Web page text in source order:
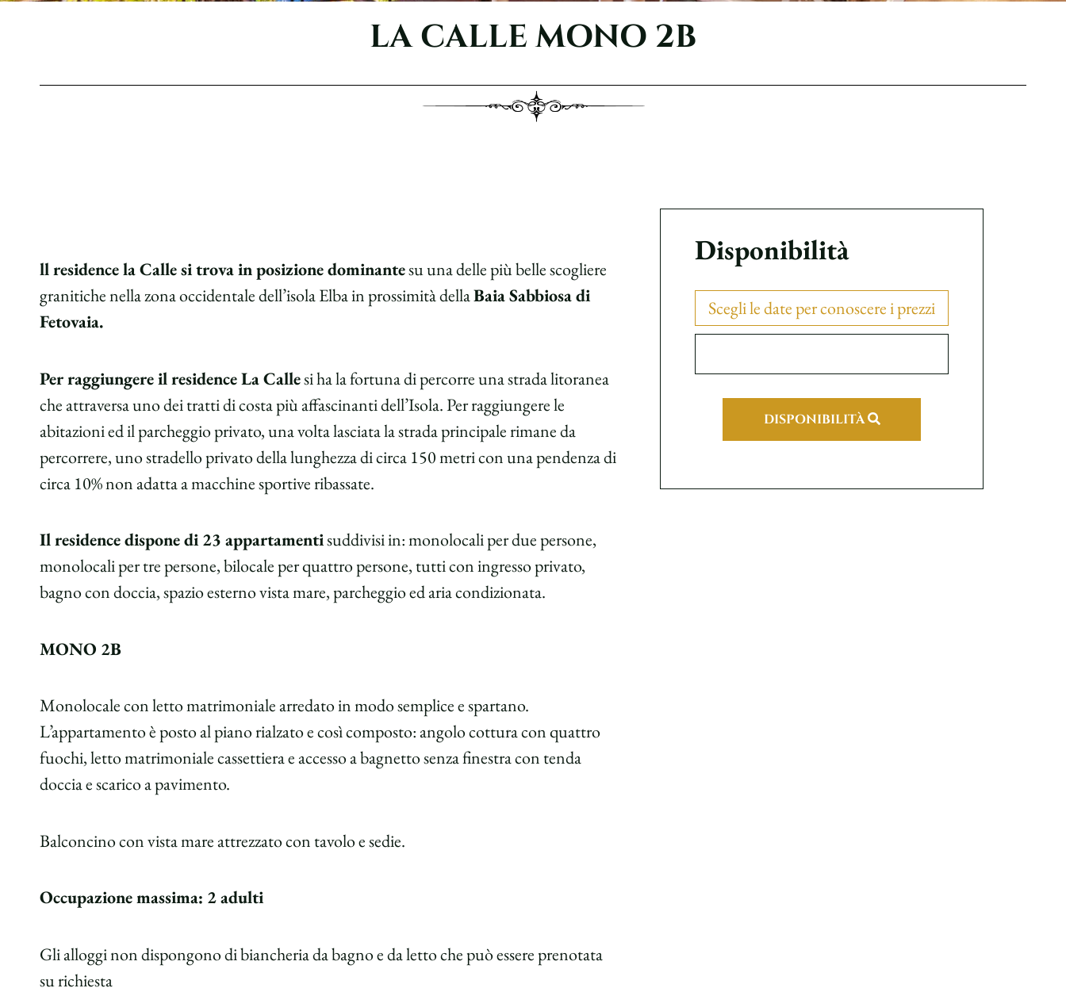
LA CALLE MONO 2B
ll residence la Calle si trova in posizione dominantesu una delle più belle scogliere
granitiche nella zona occidentale dell’isola Elba in prossimità dellaBaia Sabbiosa di
Fetovaia.
Per raggiungere il residence La Callesi ha la fortuna di percorre una strada litoranea
che attraversa uno dei tratti di costa più affascinanti dell’Isola. Per raggiungere le
abitazioni ed il parcheggio privato, una volta lasciata la strada principale rimane da
percorrere, uno stradello privato della lunghezza di circa 150 metri con una pendenza di
circa 10% non adatta a macchine sportive ribassate.
Il residence dispone di 23 appartamentisuddivisi in: monolocali per due persone,
monolocali per tre persone, bilocale per quattro persone, tutti con ingresso privato,
bagno con doccia, spazio esterno vista mare, parcheggio ed aria condizionata.
MONO 2B
Monolocale con letto matrimoniale arredato in modo semplice e spartano.
L’appartamento è posto al piano rialzato e così composto: angolo cottura con quattro
fuochi, letto matrimoniale cassettiera e accesso a bagnetto senza finestra con tenda
doccia e scarico a pavimento.
Balconcino con vista mare attrezzato con tavolo e sedie.
Occupazione massima: 2 adulti
Gli alloggi non dispongono di biancheria da bagno e da letto che può essere prenotata
su richiesta
Disponibilità
Scegli le date per conoscere i prezzi
DISPONIBILITÀ